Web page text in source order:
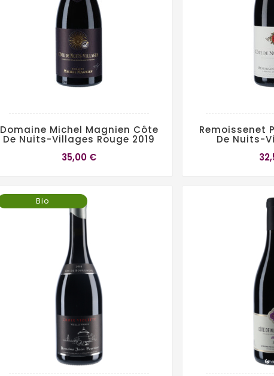
Domaine Michel Magnien Côte
De Nuits-Villages Rouge 2019
35,00 €
Remoissenet
De Nuits-
Bio